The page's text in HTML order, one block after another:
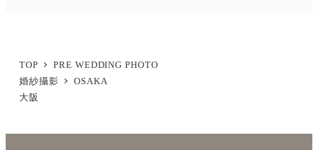
TOP
PRE WEDDING PHOTO
婚紗攝影
OSAKA
大阪